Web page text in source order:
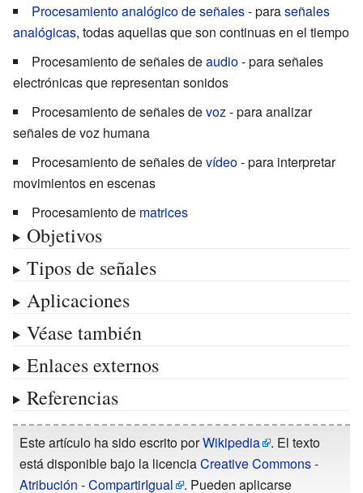
Procesamiento analógico de señales- paraseñales
analógicas, todas aquellas que son continuas en el tiempo
Procesamiento de señales deaudio- para señales
electrónicas que representan sonidos
Procesamiento de señales devoz - para analizar
señales de voz humana
Procesamiento de señales devídeo- para interpretar
movimientos en escenas
Procesamiento de matrices
Objetivos
Tipos de señales
Aplicaciones
Véase también
Enlaces externos
Referencias
Este artículo ha sido escrito porWikipedia
. El texto
está disponible bajo la licenciaCreative Commons -
Atribución - CompartirIgual
. Pueden aplicarse